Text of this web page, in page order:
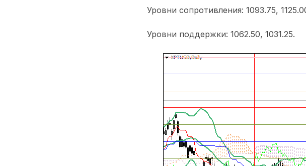
Уровни сопротивления: 1093.75,
Уровни поддержки: 1062.50, 1031.25.